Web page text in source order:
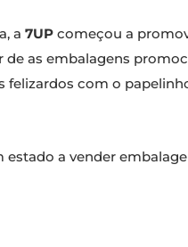
a 7UP começou a
de as embalagens
felizardos com o
a vender